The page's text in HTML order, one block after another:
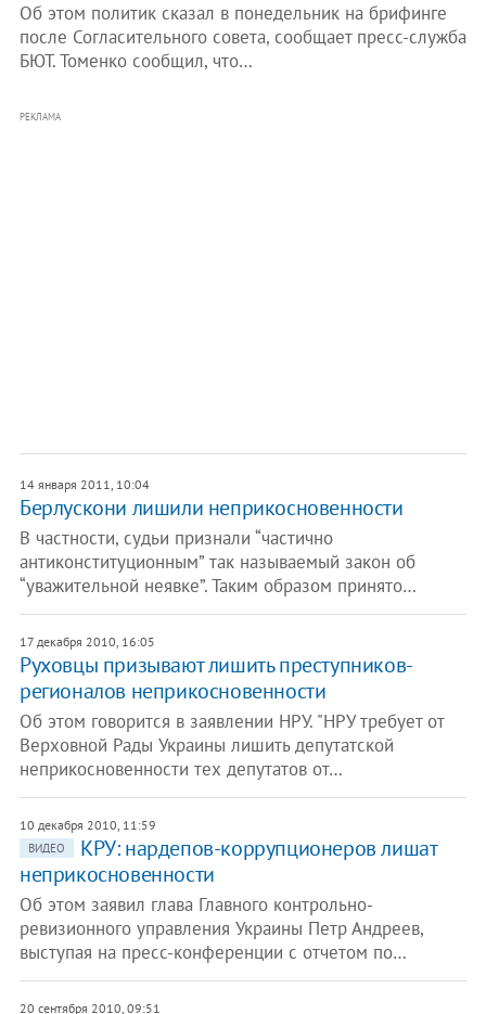
Об этом политик сказал в понедельник на брифинге
после Согласительного совета, сообщает пресс-служба
БЮТ. Томенко сообщил, что…
РЕКЛАМА
14 января 2011, 10:04
Берлускони лишили неприкосновенности
В частности, судьи признали “частично
антиконституционным” так называемый закон об
“уважительной неявке”. Таким образом принято…
17 декабря 2010, 16:05
Руховцы призывают лишить преступников-
регионалов неприкосновенности
Об этом говорится в заявлении НРУ. "НРУ требует от
Верховной Рады Украины лишить депутатской
неприкосновенности тех депутатов от…
10 декабря 2010, 11:59
ВИДЕО
КРУ: нардепов-коррупционеров лишат
неприкосновенности
Об этом заявил глава Главного контрольно-
ревизионного управления Украины Петр Андреев,
выступая на пресс-конференции с отчетом по…
20 сентября 2010, 09:51